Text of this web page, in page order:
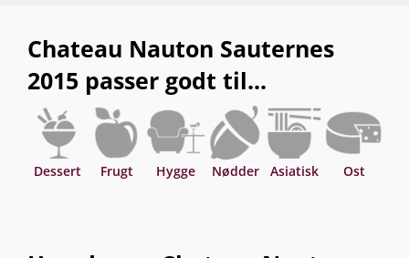
afslutning, der smører ganen og efterlader en
behagelig, fjerblød, men samtidig sitrende frisk og
opløftende fornemmelse i munden. Virkelig flot
Sauternes! Kan gemmes i 10-15 år efter høståret.
Chateau Nauton Sauternes
2015 passer godt til...
Dessert Frugt Hygge Nødder Asiatisk Ost